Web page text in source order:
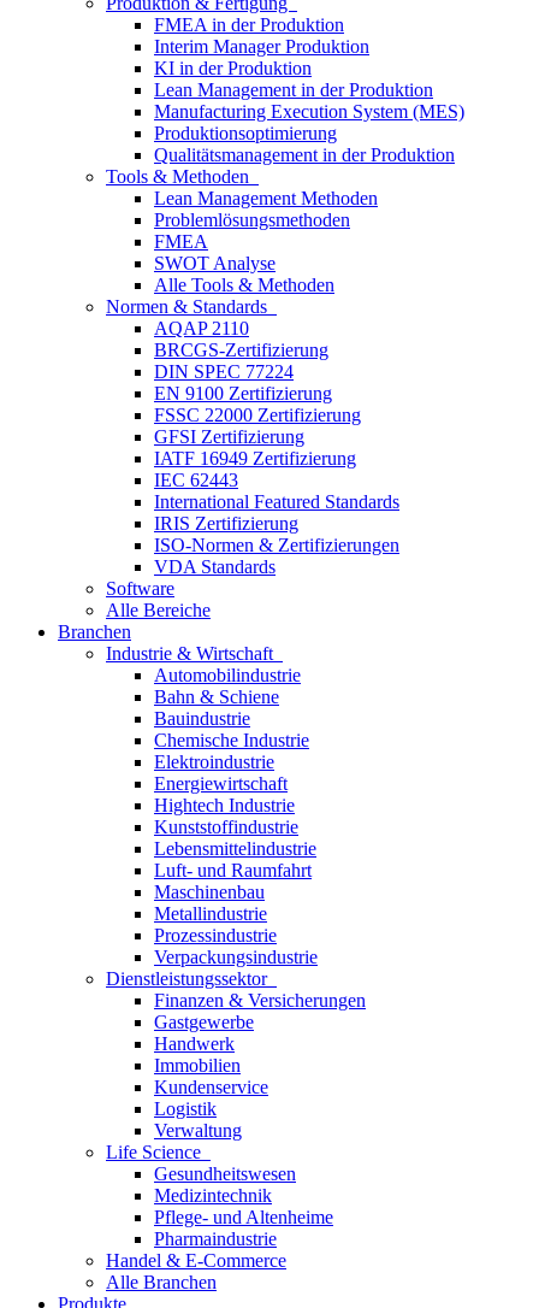
FMEA in der Produktion
Interim Manager Produktion
KI in der Produktion
Lean Management in der Produktion
Manufacturing Execution System (MES)
Produktionsoptimierung
Qualitätsmanagement in der Produktion
Tools & Methoden
Lean Management Methoden
Problemlösungsmethoden
FMEA
SWOT Analyse
Alle Tools & Methoden
Normen & Standards
AQAP 2110
BRCGS-Zertifizierung
DIN SPEC 77224
EN 9100 Zertifizierung
FSSC 22000 Zertifizierung
GFSI Zertifizierung
IATF 16949 Zertifizierung
IEC 62443
International Featured Standards
IRIS Zertifizierung
ISO-Normen & Zertifizierungen
VDA Standards
Software
Alle Bereiche
Branchen
Industrie & Wirtschaft
Automobilindustrie
Bahn & Schiene
Bauindustrie
Chemische Industrie
Elektroindustrie
Energiewirtschaft
Hightech Industrie
Kunststoffindustrie
Lebensmittelindustrie
Luft- und Raumfahrt
Maschinenbau
Metallindustrie
Prozessindustrie
Verpackungsindustrie
Dienstleistungssektor
Finanzen & Versicherungen
Gastgewerbe
Handwerk
Immobilien
Kundenservice
Logistik
Verwaltung
Life Science
Gesundheitswesen
Medizintechnik
Pflege- und Altenheime
Pharmaindustrie
Handel & E-Commerce
Alle Branchen
Produkte